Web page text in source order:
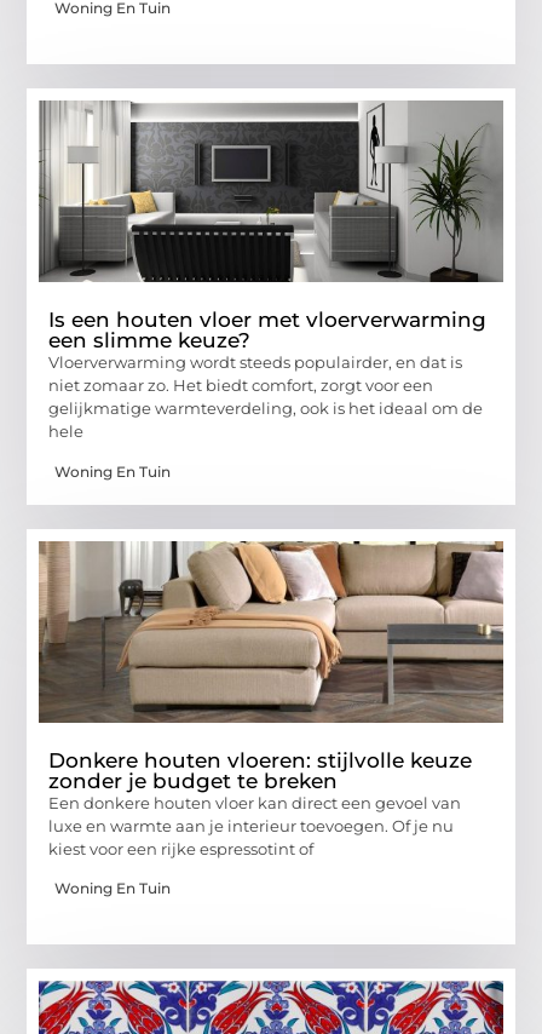
Woning En Tuin
Is een houten vloer met vloerverwarming
een slimme keuze?
Vloerverwarming wordt steeds populairder, en dat is
niet zomaar zo. Het biedt comfort, zorgt voor een
gelijkmatige warmteverdeling, ook is het ideaal om de
hele
Woning En Tuin
Donkere houten vloeren: stijlvolle keuze
zonder je budget te breken
Een donkere houten vloer kan direct een gevoel van
luxe en warmte aan je interieur toevoegen. Of je nu
kiest voor een rijke espressotint of
Woning En Tuin